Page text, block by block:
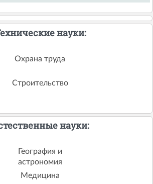
науки:
Охрана труда
Строительство
науки:
География и
астрономия
Медицина